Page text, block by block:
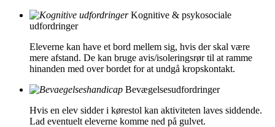
Kognitive & psykosociale
udfordringer
Eleverne kan have et bord mellem sig, hvis der skal være
mere afstand. De kan bruge avis/isoleringsrør til at ramme
hinanden med over bordet for at undgå kropskontakt.
Bevægelsesudfordringer
Hvis en elev sidder i kørestol kan aktiviteten laves siddende.
Lad eventuelt eleverne komme ned på gulvet.